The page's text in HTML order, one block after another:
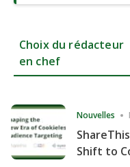
Choix du rédacteur
en chef
Nouvelles
Shift to